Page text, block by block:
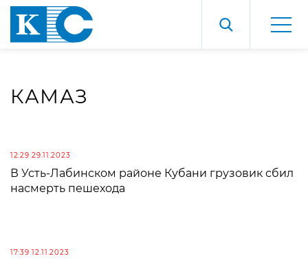
КАМАЗ
12:29 29.11.2023
В Усть-Лабинском районе Кубани грузовик сбил
насмерть пешехода
17:39 12.11.2023